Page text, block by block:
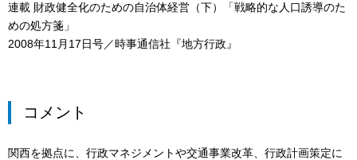
連載 財政健全化のための自治体経営（下）「戦略的な人口誘導のた
めの処方箋」
2008年11月17日号／時事通信社『地方行政』
コメント
関西を拠点に、行政マネジメントや交通事業改革、行政計画策定に